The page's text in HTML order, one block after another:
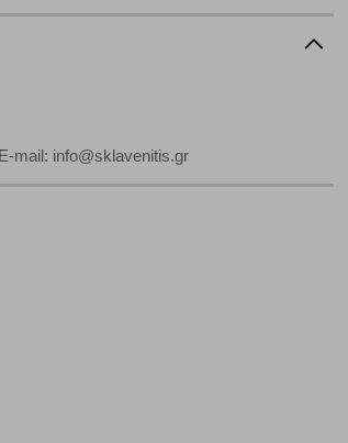
mail: info@sklavenitis.gr
ιστότοπους.
την απόδοσή του. Μας βοηθούν
που συλλέγονται από αυτά
την τοποθεσία μας.
περιήγησής σας ώστε να